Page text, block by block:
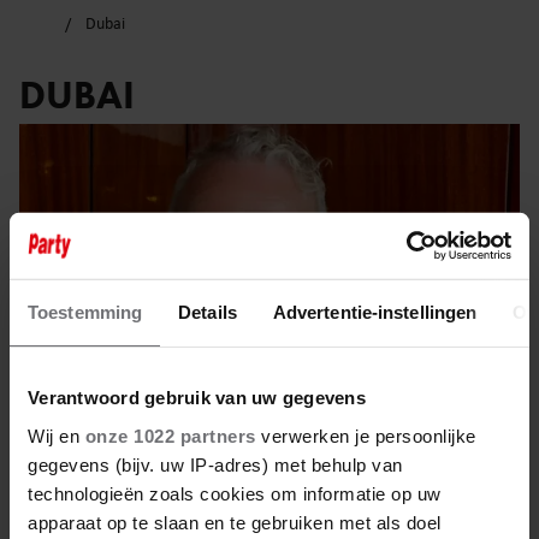
Toestemming Details Advertentie-instellingen
Verantwoord gebruik van uw gegevens
Wij en onze 1022 partners verwerken je persoonlijke
gegevens (bijv. uw IP-adres) met behulp van
technologieën zoals cookies om informatie op uw
apparaat op te slaan en te gebruiken met als doel
Dubai
DUBAI
20 juli 2022